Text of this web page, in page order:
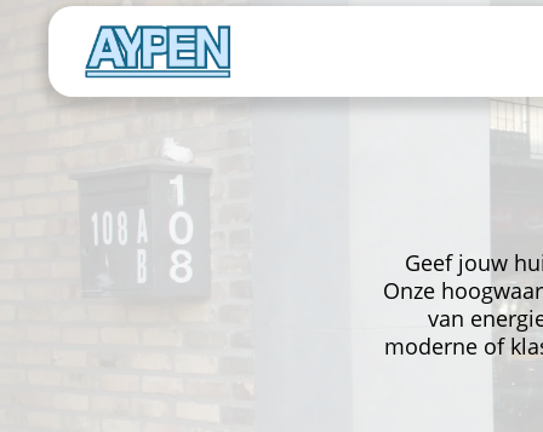
Geef jouw
Onze
van
moderne of